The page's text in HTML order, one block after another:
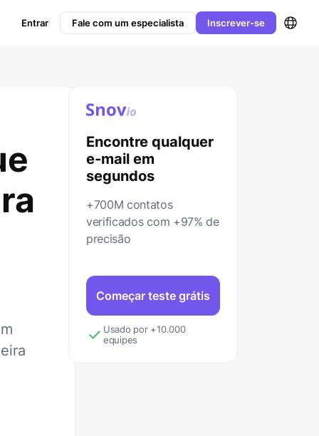
Entrar Fale com um especialista Inscrever-se
Encontre qualquer
e-mail em
segundos
+700M contatos
verificados com +97% de
precisão
Começar teste grátis
Usado por +10.000
equipes